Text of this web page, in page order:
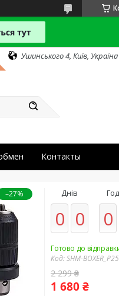
Ушинського 4, Київ, Україна
Контакты
–27% Днів
0 0 0
Готово до
Код:SHM-
2 299 ₴
1 680 ₴